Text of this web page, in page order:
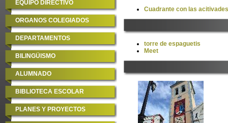
EQUIPO DIRECTIVO
ORGANOS COLEGIADOS
DEPARTAMENTOS
BILINGÜISMO
ALUMNADO
BIBLIOTECA ESCOLAR
PLANES Y PROYECTOS
Cuadrante con las acitivades
torre de espaguetis
Meet